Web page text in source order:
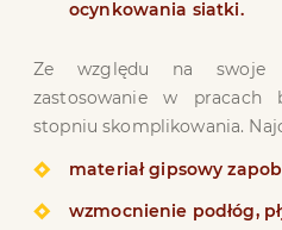
ocynkowania siatki.
Ze względu na swoje
zastosowanie w pracach
stopniu skomplikowania.
materiał gipsowy
wzmocnienie podłóg,